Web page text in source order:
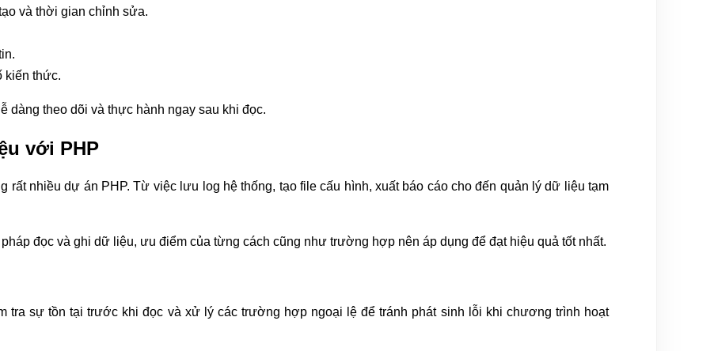
và thời gian chỉnh sửa.
kiến thức.
dàng theo dõi và thực hành ngay sau khi đọc.
với PHP
rất nhiều dự án PHP. Từ việc lưu log hệ thống, tạo file cấu hình, xuất báo cáo cho đến quản lý dữ liệu tạm
đọc và ghi dữ liệu, ưu điểm của từng cách cũng như trường hợp nên áp dụng để đạt hiệu quả tốt nhất.
tra sự tồn tại trước khi đọc và xử lý các trường hợp ngoại lệ để tránh phát sinh lỗi khi chương trình hoạt